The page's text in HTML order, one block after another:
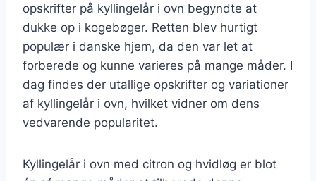
opskrifter på kyllingelår i ovn begyndte at
dukke op i kogebøger. Retten blev hurtigt
populær i danske hjem, da den var let at
forberede og kunne varieres på mange måder. I
dag findes der utallige opskrifter og variationer
af kyllingelår i ovn, hvilket vidner om dens
vedvarende popularitet.
Kyllingelår i ovn med citron og hvidløg er blot